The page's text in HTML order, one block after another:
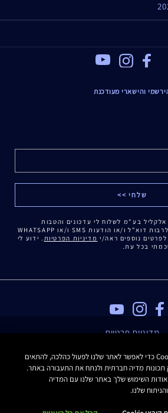
Facebook
והישארי מעודכנת
בע"מ לשלוח לי עדכונים והטבות
באמצעים דיגיטליים לרבות דוא"ל ו/או הודעות SMS ו/או WHATSAPP
נוספים ראה/י מדיניות הפרטיות . ידוע לי
בכל עת.
מדיניות פרטיות
תקנון האתר
תקנון Estee E-List
הצהרת נגישות
אנו משתמשים בקובצי Cookie כדי לאפשר לאתר שלנו לפעול כהלכה, להתאים
תכונות מדיה חברתית ולנתח את התעבורה באתר.
השימוש שלך באתר שלנו עם המדיה
שלנו.